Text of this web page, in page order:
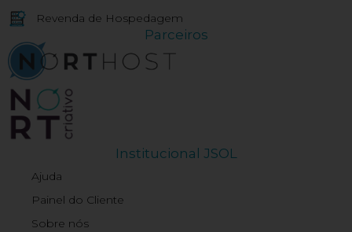
Revenda de Hospedagem
Parceiros
Institucional JSOL
Ajuda
Painel do Cliente
Sobre nós